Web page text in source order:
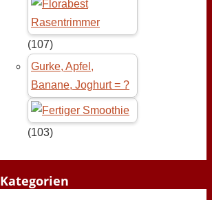
(107)
Gurke, Apfel,
Banane, Joghurt = ?
(103)
Kategorien